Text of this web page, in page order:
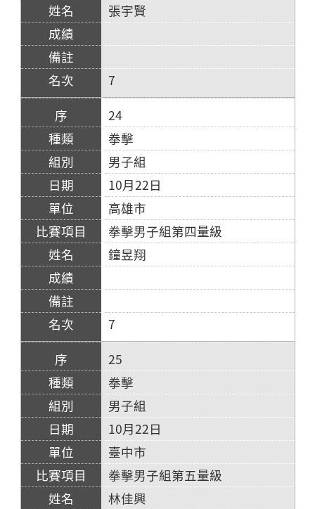
張宇賢
7
24
拳擊
男子組
10月22日
高雄市
拳擊男子組第四量級
鐘昱翔
7
25
拳擊
男子組
10月22日
臺中市
拳擊男子組第五量級
林佳興